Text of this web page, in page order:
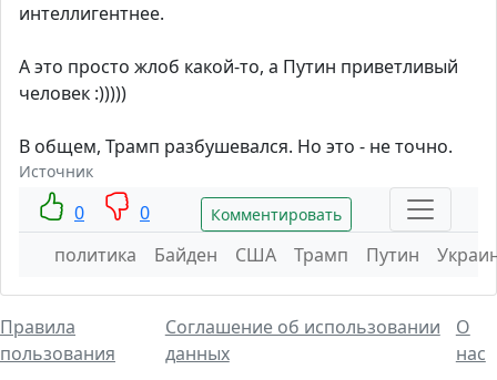
интеллигентнее.
А это просто жлоб какой-то, а Путин приветливый
человек :)))))
В общем, Трамп разбушевался. Но это - не точно.
Источник
0 0 Комментировать
политика Байден США Трамп Путин
Правила
пользования
Соглашение об использовании
данных
О
нас